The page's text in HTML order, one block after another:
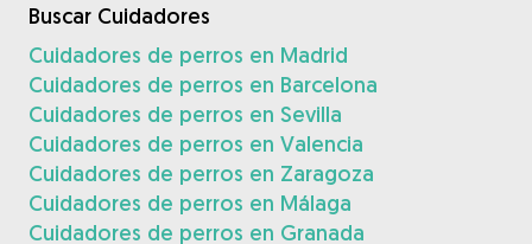
Buscar Cuidadores
Cuidadores de perros en Madrid
Cuidadores de perros en Barcelona
Cuidadores de perros en Sevilla
Cuidadores de perros en Valencia
Cuidadores de perros en Zaragoza
Cuidadores de perros en Málaga
Cuidadores de perros en Granada